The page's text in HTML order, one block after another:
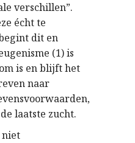
verschillen”.
écht te
dit en
(1) is
is en blijft het
naar
laatste zucht.
niet